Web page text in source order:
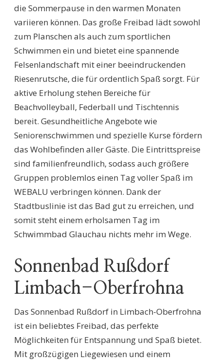
die Sommerpause in den warmen Monaten
variieren können. Das große Freibad lädt sowohl
zum Planschen als auch zum sportlichen
Schwimmen ein und bietet eine spannende
Felsenlandschaft mit einer beeindruckenden
Riesenrutsche, die für ordentlich Spaß sorgt. Für
aktive Erholung stehen Bereiche für
Beachvolleyball, Federball und Tischtennis
bereit. Gesundheitliche Angebote wie
Seniorenschwimmen und spezielle Kurse fördern
das Wohlbefinden aller Gäste. Die Eintrittspreise
sind familienfreundlich, sodass auch größere
Gruppen problemlos einen Tag voller Spaß im
WEBALU verbringen können. Dank der
Stadtbuslinie ist das Bad gut zu erreichen, und
somit steht einem erholsamen Tag im
Schwimmbad Glauchau nichts mehr im Wege.
Sonnenbad Rußdorf
Limbach-Oberfrohna
Das Sonnenbad Rußdorf in Limbach-Oberfrohna
ist ein beliebtes Freibad, das perfekte
Möglichkeiten für Entspannung und Spaß bietet.
Mit großzügigen Liegewiesen und einem